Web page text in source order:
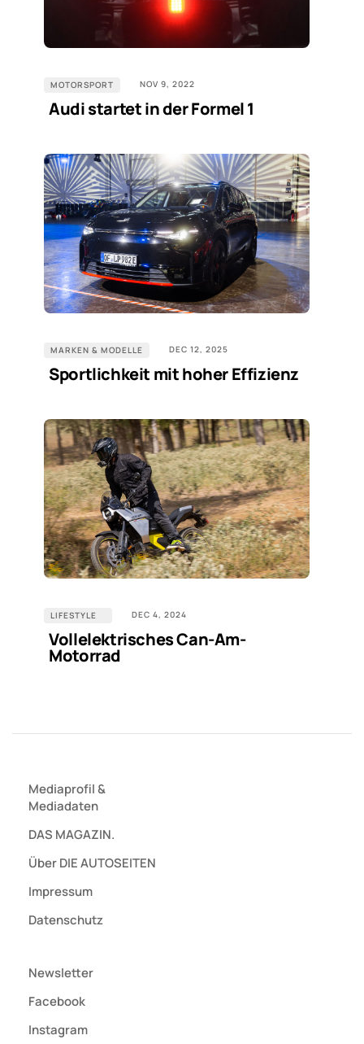
MOTORSPORT NOV 9, 2022
Audi startet in der Formel 1
MARKEN & MODELLE DEC 12, 2025
Sportlichkeit mit hoher Effizienz
LIFESTYLE DEC 4, 2024
Vollelektrisches Can-Am-
Motorrad
Mediaprofil&
Mediadaten
DAS MAGAZIN.
Über DIE AUTOSEITEN
Impressum
Datenschutz
Newsletter
Facebook
Instagram